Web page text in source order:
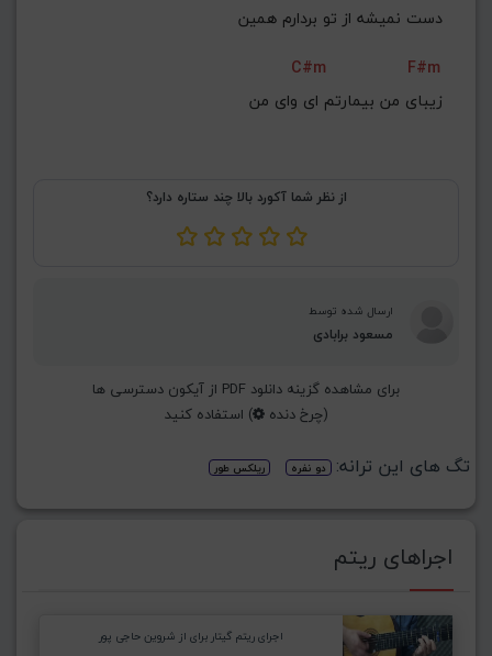
دست نمیشه از تو بردارم همین
C#m
F#m
زیبای من بیمارتم ای وای من
از نظر شما آکورد بالا چند ستاره دارد؟
ارسال شده توسط
مسعود برابادی
برای مشاهده گزینه دانلود PDF از آیکون دسترسی ها
(چرخ دنده ) استفاده کنید
تگ های این ترانه: دو نفره ریلکس طور
اجراهای ریتم
اجرای ریتم گیتار برای از شروین حاجی پور